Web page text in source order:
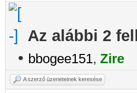
Az alábbi 2
• bbogee151, Zire
A szerző üzeneteinek keresése